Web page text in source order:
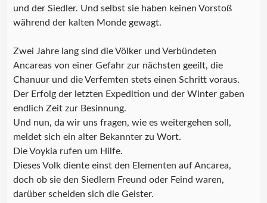
und der Siedler. Und selbst sie haben keinen Vorstoß
während der kalten Monde gewagt.
Zwei Jahre lang sind die Völker und Verbündeten
Ancareas von einer Gefahr zur nächsten geeilt, die
Chanuur und die Verfemten stets einen Schritt voraus.
Der Erfolg der letzten Expedition und der Winter gaben
endlich Zeit zur Besinnung.
Und nun, da wir uns fragen, wie es weitergehen soll,
meldet sich ein alter Bekannter zu Wort.
Die Voykia rufen um Hilfe.
Dieses Volk diente einst den Elementen auf Ancarea,
doch ob sie den Siedlern Freund oder Feind waren,
darüber scheiden sich die Geister.